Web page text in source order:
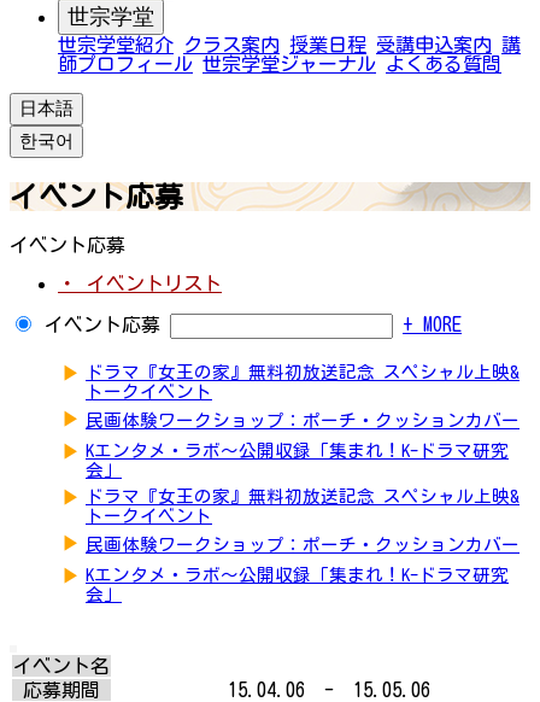
世宗学堂
世宗学堂紹介 クラス案内 授業日程 受講申込案内 講
師プロフィール 世宗学堂ジャーナル よくある質問
日本語
한국어
イベント応募
イベント応募
・ イベントリスト
イベント応募 + MORE
▶
ドラマ『女王の家』無料初放送記念 スペシャル上映&
トークイベント
▶ 民画体験ワークショップ：ポーチ・クッションカバー
▶ Kエンタメ・ラボ～公開収録「集まれ！K-ドラマ研究
会」
▶
ドラマ『女王の家』無料初放送記念 スペシャル上映&
トークイベント
▶ 民画体験ワークショップ：ポーチ・クッションカバー
▶ Kエンタメ・ラボ～公開収録「集まれ！K-ドラマ研究
会」
イベント名
応募期間
15.04.06 - 15.05.06